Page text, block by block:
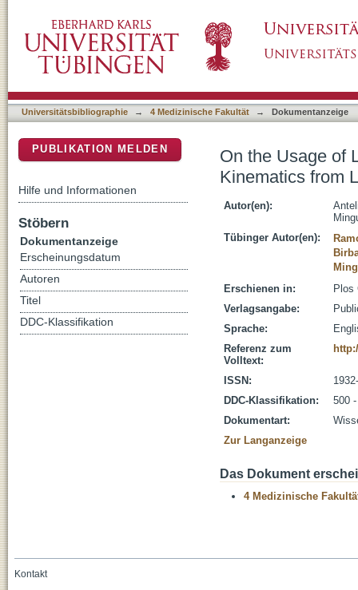
EEG Signals
Universitätsbibliographie → 4 Medizinische Fakultät → Dokumentanzeige
On the Usage of
Kinematics from
Autor(en):
Tübinger Autor(en):
Erschienen in:
Plos
Verlagsangabe:
Sprache:
Referenz zum
Volltext:
ISSN:
DDC-Klassifikation:
500
Dokumentart:
Zur Langanzeige
Das Dokument
4 Medizinische
PUBLIKATION MELDEN
Hilfe und Informationen
Stöbern
Dokumentanzeige
Erscheinungsdatum
Autoren
Titel
DDC-Klassifikation
Kontakt